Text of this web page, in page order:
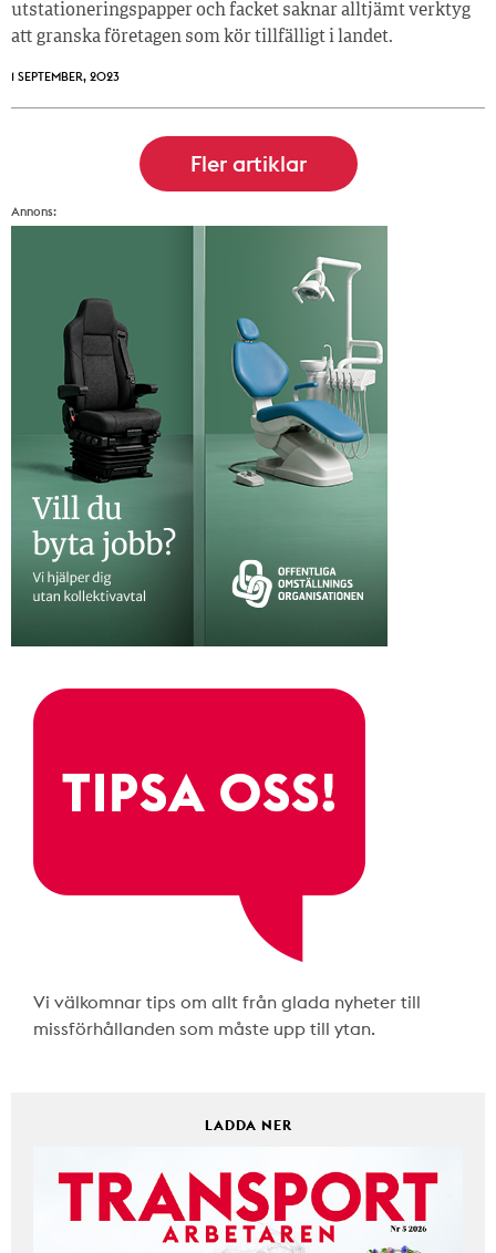
utstationeringspapper och facket saknar alltjämt verktyg
att granska företagen som kör tillfälligt i landet.
1 SEPTEMBER, 2023
Annons:
Vi välkomnar tips om allt från glada nyheter till
missförhållanden som måste upp till ytan.
LADDA NER